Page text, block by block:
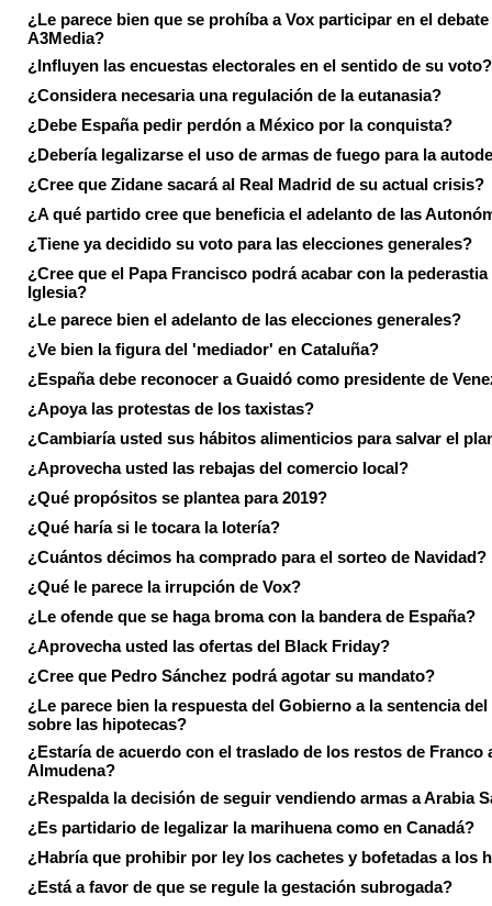
¿Le parece bien que se prohíba a Vox participar en el debate
A3Media?
¿Influyen las encuestas electorales en el sentido de su voto?
¿Considera necesaria una regulación de la eutanasia?
¿Debe España pedir perdón a México por la conquista?
¿Debería legalizarse el uso de armas de fuego para la
¿Cree que Zidane sacará al Real Madrid de su actual crisis?
¿A qué partido cree que beneficia el adelanto de las
¿Tiene ya decidido su voto para las elecciones generales?
¿Cree que el Papa Francisco podrá acabar con la pederastia
Iglesia?
¿Le parece bien el adelanto de las elecciones generales?
¿Ve bien la figura del 'mediador' en Cataluña?
¿España debe reconocer a Guaidó como presidente de
¿Apoya las protestas de los taxistas?
¿Cambiaría usted sus hábitos alimenticios para salvar el
¿Aprovecha usted las rebajas del comercio local?
¿Qué propósitos se plantea para 2019?
¿Qué haría si le tocara la lotería?
¿Cuántos décimos ha comprado para el sorteo de Navidad?
¿Qué le parece la irrupción de Vox?
¿Le ofende que se haga broma con la bandera de España?
¿Aprovecha usted las ofertas del Black Friday?
¿Cree que Pedro Sánchez podrá agotar su mandato?
¿Le parece bien la respuesta del Gobierno a la sentencia
sobre las hipotecas?
¿Estaría de acuerdo con el traslado de los restos de Franco
Almudena?
¿Respalda la decisión de seguir vendiendo armas a Arabia
¿Es partidario de legalizar la marihuena como en Canadá?
¿Habría que prohibir por ley los cachetes y bofetadas a los
¿Está a favor de que se regule la gestación subrogada?